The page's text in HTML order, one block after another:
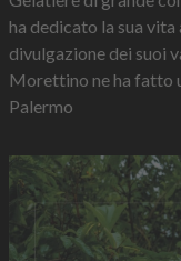
ha dedicato la sua vita
divulgazione dei suoi
Morettino ne ha fatto
Palermo